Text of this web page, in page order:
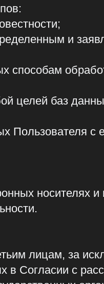
данных,
с его
и
за исключением
органов, органов
Российской
на основании
удаления